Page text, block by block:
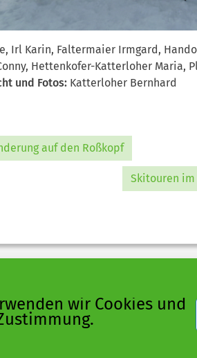
wir Cookies und
Irl Karin, Faltermaier Irmgard,
Hettenkofer-Katterloher Maria,
und Fotos: Katterloher Bernhard
auf den Roßkopf
Skitouren im